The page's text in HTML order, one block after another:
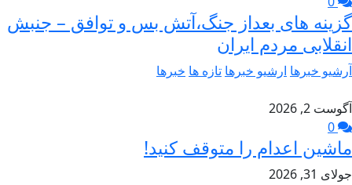
گزینه های بعداز جنگ،آتش بس و توافق – جنبش
انقلابی مردم ایران
آرشیو خبرها ارشیو خبرها تازه ها خبرها
آگوست 2, 2026
ماشین اعدام را متوقف کنید!
جولای 31, 2026